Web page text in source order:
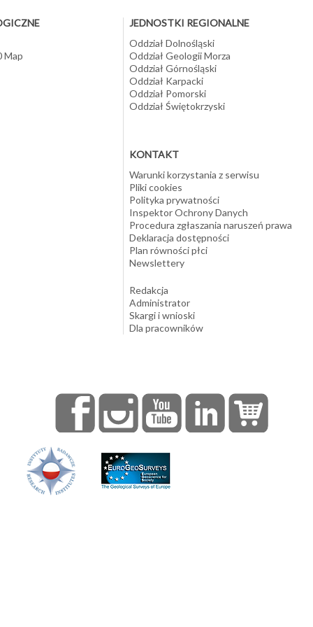
Map
JEDNOSTKI REGIONALNE
Oddział Dolnośląski
Oddział Geologii Morza
Oddział Górnośląski
Oddział Karpacki
Oddział Pomorski
Oddział Świętokrzyski
KONTAKT
Warunki korzystania z serwisu
Pliki cookies
Polityka prywatności
Inspektor Ochrony Danych
Procedura zgłaszania naruszeń prawa
Deklaracja dostępności
Plan równości płci
Newslettery
Redakcja
Administrator
Skargi i wnioski
Dla pracowników